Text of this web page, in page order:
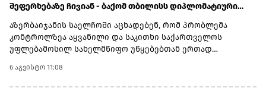
შეფერხებაზე ჩივიან - ბაქომ თბილისს დიპლომატიური
აზერბაიჯანის საელჩოში აცხადებენ, რომ პრობლემა
კონტროლზეა აყვანილი და საკითხი საქართველოს
უფლებამოსილ სახელმწიფო უწყებებთან ერთად
სააგენტო Report-ის ინფორმაციით, მძღოლები კვირებია
ელოდებიან საბაჟო პროცედურების დასრულებას
6 აგვისტო 11:08